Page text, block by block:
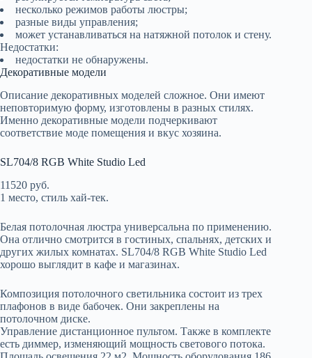
несколько режимов работы люстры;
разные виды управления;
может устанавливаться на натяжной потолок и стену.
Недостатки:
недостатки не обнаружены.
Декоративные модели
Описание декоративных моделей сложное. Они имеют
неповторимую форму, изготовлены в разных стилях.
Именно декоративные модели подчеркивают
соответствие моде помещения и вкус хозяина.
SL704/8 RGB White Studio Led
11520 руб.
1 место, стиль хай-тек.
Белая потолочная люстра универсальна по применению.
Она отлично смотрится в гостиных, спальнях, детских и
других жилых комнатах. SL704/8 RGB White Studio Led
хорошо выглядит в кафе и магазинах.
Композиция потолочного светильника состоит из трех
плафонов в виде бабочек. Они закреплены на
потолочном диске.
Управление дистанционное пультом. Также в комплекте
есть диммер, изменяющий мощность светового потока.